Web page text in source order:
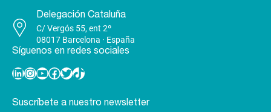
Delegación Cataluña
C/ Vergós 55, ent 2º
08017 Barcelona · España
Síguenos en redes sociales
Linkedin Instagram YouTube Facebook Twitter TikTok
Suscríbete a nuestro newsletter